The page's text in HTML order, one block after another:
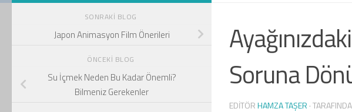
Soruna
EDITÖRHAMZA TAŞER ·
SONRAKI BLOG
Japon Animasyon Film Önerileri
ÖNCEKI BLOG
Su İçmek Neden Bu Kadar Önemli?
Bilmeniz Gerekenler